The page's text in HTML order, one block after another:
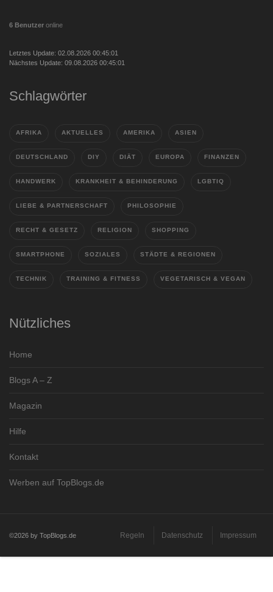
6 Benutzer online
Letztes Update: 02.08.2026 00:45:01
Nächstes Update: 09.08.2026 00:45:01
Schlagwörter
AFRIKA AKTUELLES AMERIKA ASIEN
DEUTSCHLAND DIY DIÄT EUROPA FINANZEN
HANDWERK KRANKHEIT & BEHINDERUNG LGBTIQ
LIEBE & PARTNERSCHAFT PHILOSOPHIE
RECHT & GESETZ RELIGION SHOPPING
SMARTPHONE SOZIALES STÄDTE & REGIONEN
TECHNIK TRAINING & FITNESS VEGETARISCH & VEGAN
Nützliches
Home
Blogs A – Z
Magazin
Hilfe
Kontakt
Werben auf TopBlogs.de
©2026 by TopBlogs.de Regeln Datenschutz Impressum